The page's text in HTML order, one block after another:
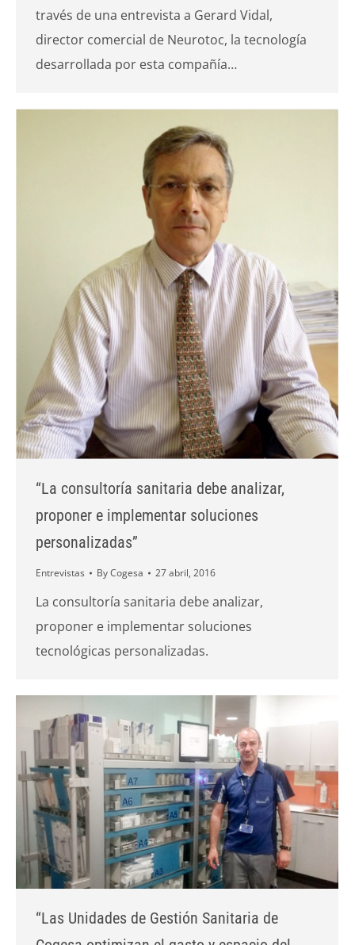
través de una entrevista a Gerard Vidal,
director comercial de Neurotoc, la tecnología
desarrollada por esta compañía…
“La consultoría sanitaria debe analizar,
proponer e implementar soluciones
personalizadas”
Entrevistas ByCogesa 27 abril, 2016
La consultoría sanitaria debe analizar,
proponer e implementar soluciones
tecnológicas personalizadas.
“Las Unidades de Gestión Sanitaria de